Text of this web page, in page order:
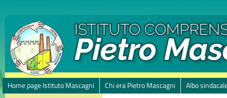
Home page Istituto Mascagni Chi era Pietro Mascagni Albo